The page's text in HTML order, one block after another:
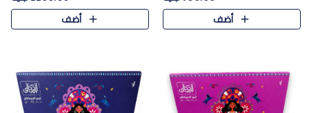
تحتوي العلبة على الجزرية بالفول،
والجزرية بالبن..
أضف
مع علبة سبيشال 3 التي تضم 56
قطعة من تشكيلة استثن..
أضف